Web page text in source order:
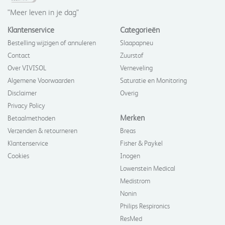
"Meer leven in je dag"
Klantenservice
Bestelling wijzigen of annuleren
Contact
Over VIVISOL
Algemene Voorwaarden
Disclaimer
Privacy Policy
Betaalmethoden
Verzenden & retourneren
Klantenservice
Cookies
Categorieën
Slaapapneu
Zuurstof
Verneveling
Saturatie en Monitoring
Overig
Merken
Breas
Fisher & Paykel
Inogen
Lowenstein Medical
Medistrom
Nonin
Philips Respironics
ResMed